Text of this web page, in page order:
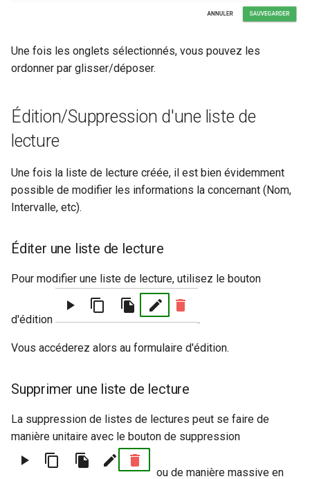
Une fois les onglets sélectionnés, vous pouvez les
ordonner par glisser/déposer.
Édition/Suppression d'une liste de
lecture
Une fois la liste de lecture créée, il est bien évidemment
possible de modifier les informations la concernant (Nom,
Intervalle, etc).
Éditer une liste de lecture
Pour modifier une liste de lecture, utilisez le bouton
d'édition .
Vous accéderez alors au formulaire d'édition.
Supprimer une liste de lecture
La suppression de listes de lectures peut se faire de
manière unitaire avec le bouton de suppression
ou de manière massive en